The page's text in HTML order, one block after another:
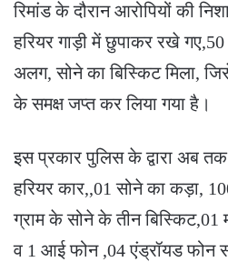
रिमांड के दौरान आरोपियों की
हरियर गाड़ी में छुपाकर रखे
अलग, सोने का बिस्किट मिला, जिसे
के समक्ष जप्त कर लिया गया है।
इस प्रकार पुलिस के द्वारा अब
हरियर कार,,01 सोने का कड़ा,
ग्राम के सोने के तीन
व 1 आई फोन ,04 एंड्रॉयड फोन